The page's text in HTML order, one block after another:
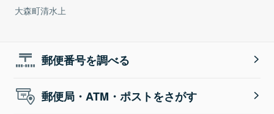
大森町清水上
郵便番号を調べる
郵便局・ATM・ポストをさがす